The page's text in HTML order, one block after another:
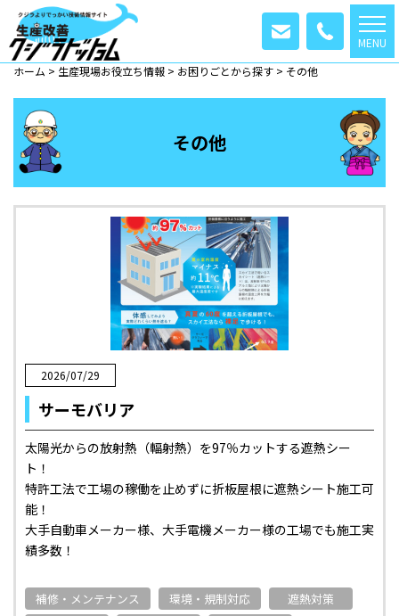
MENU
ホーム > 生産現場お役立ち情報 > お困りごとから探す > その他
その他
2026/07/29
サーモバリア
太陽光からの放射熱（輻射熱）を97％カットする遮熱シー
ト！
特許工法で工場の稼働を止めずに折板屋根に遮熱シート施工可
能！
大手自動車メーカー様、大手電機メーカー様の工場でも施工実
績多数！
補修・メンテナンス 環境・規制対応
遮熱対策